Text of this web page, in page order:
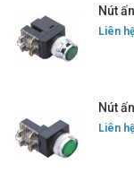
Nút
Liên hệ
Nút
Liên hệ